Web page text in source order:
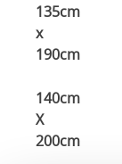
135cm
x
190cm
140cm
X
200cm